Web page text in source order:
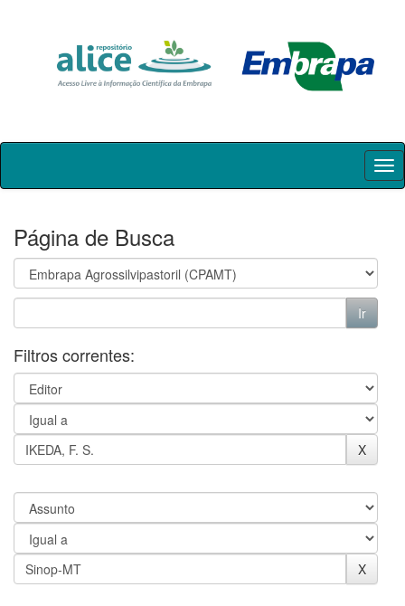
Skip
Página de Busca
Filtros correntes: